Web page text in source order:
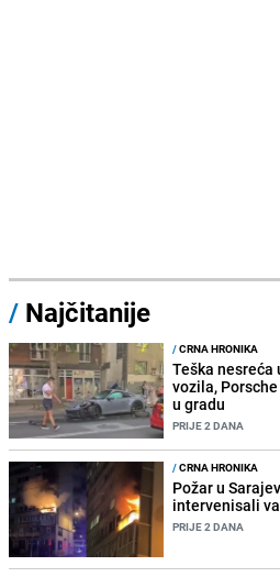
/ Najčitanije
/CRNA HRONIKA
Teška nesreća
vozila,
u gradu
PRIJE 2 DANA
/CRNA HRONIKA
Požar u
intervenisali
PRIJE 2 DANA